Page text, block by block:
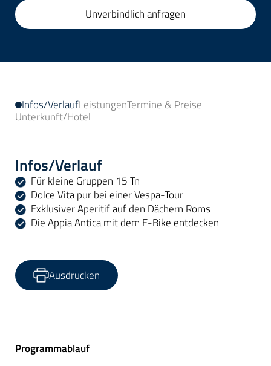
Unverbindlich anfragen
Infos/VerlaufLeistungenTermine & Preise
Unterkunft/Hotel
Infos/Verlauf
Für kleine Gruppen 15 Tn
Dolce Vita pur bei einer Vespa-Tour
Exklusiver Aperitif auf den Dächern Roms
Die Appia Antica mit dem E-Bike entdecken
Ausdrucken
Programmablauf